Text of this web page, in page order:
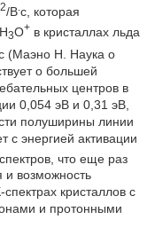
2/Вс, которая
3О+в кристаллах льда
(Маэно Н. Наука о
о большей
центров в
0,054 эВ и 0,31 эВ,
полуширины линии
с энергией активации
что еще раз
и возможность
кристаллов с
и протонными